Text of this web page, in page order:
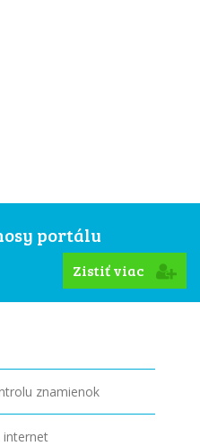
portálu
Zistiť viac
znamienok
internet